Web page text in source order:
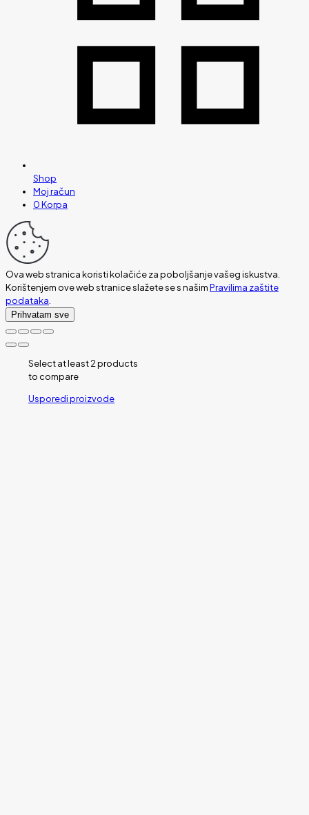
Shop
Moj račun
0Korpa
Ova web stranica koristi kolačiće za poboljšanje vašeg iskustva.
Korištenjem ove web stranice slažete se s našimPravilima zaštite
podataka.
Prihvatam sve
Select at least 2 products
to compare
Usporedi proizvode